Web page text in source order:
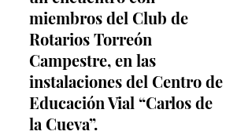
miembros del Club de
Rotarios Torreón
Campestre, en las
instalaciones del Centro de
Educación Vial “Carlos de
la Cueva”.